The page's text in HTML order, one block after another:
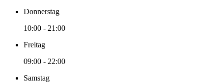
Donnerstag
10:00 - 21:00
Freitag
09:00 - 22:00
Samstag